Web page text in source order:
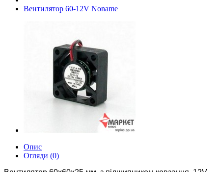
Вентилятор 60-12V Noname
Опис
Огляди (0)